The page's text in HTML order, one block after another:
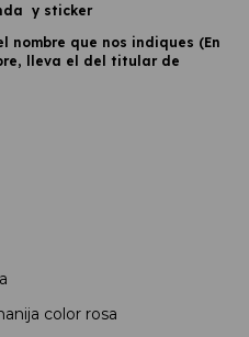
y sticker
que nos indiques (En
lleva el del titular de
color rosa